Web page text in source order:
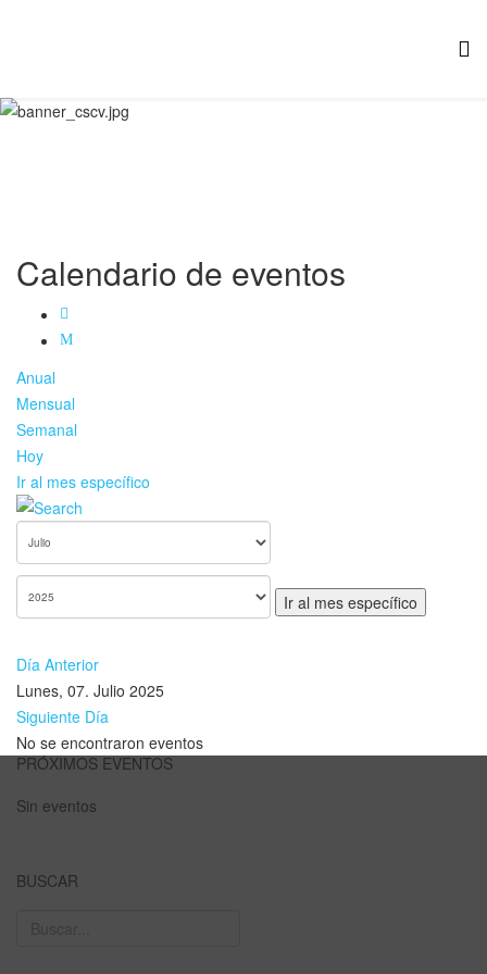
Calendario de eventos
Anual
Mensual
Semanal
Hoy
Ir al mes específico
Ir al mes específico
Día Anterior
Lunes, 07. Julio 2025
Siguiente Día
No se encontraron eventos
PRÓXIMOS EVENTOS
Sin eventos
BUSCAR